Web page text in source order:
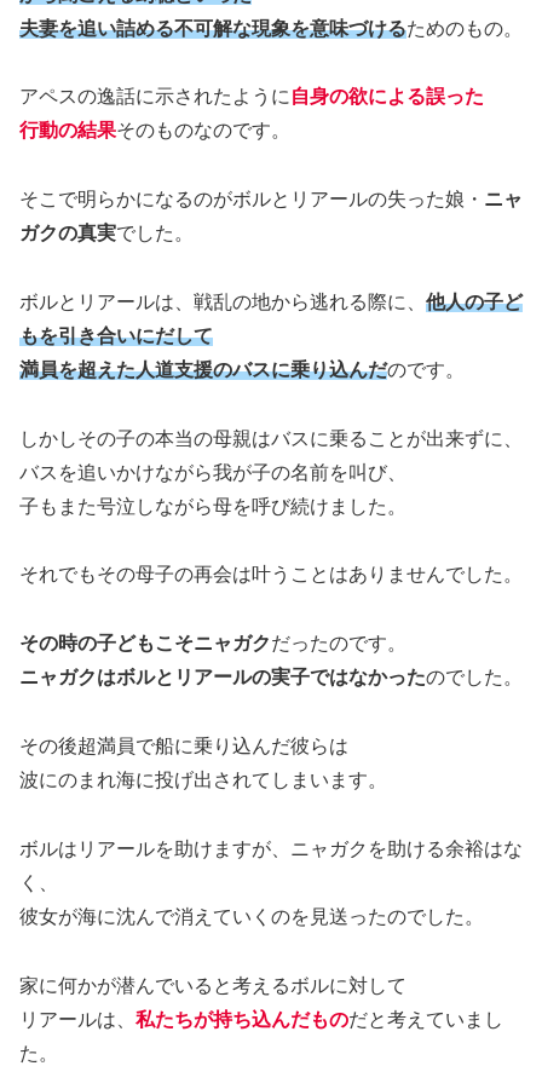
夫妻を追い詰める不可解な現象を意味づけるためのもの。
アペスの逸話に示されたように 自身の欲による誤った
行動の結果そのものなのです。
そこで明らかになるのがボルとリアールの失った娘・ ニャ
ガクの真実でした。
ボルとリアールは、戦乱の地から逃れる際に、 他人の子ど
もを引き合いにだして
満員を超えた人道支援のバスに乗り込んだのです。
しかしその子の本当の母親はバスに乗ることが出来ずに、
バスを追いかけながら我が子の名前を叫び、
子もまた号泣しながら母を呼び続けました。
それでもその母子の再会は叶うことはありませんでした。
その時の子どもこそニャガクだったのです。
ニャガクはボルとリアールの実子ではなかったのでした。
その後超満員で船に乗り込んだ彼らは
波にのまれ海に投げ出されてしまいます。
ボルはリアールを助けますが、ニャガクを助ける余裕はな
く、
彼女が海に沈んで消えていくのを見送ったのでした。
家に何かが潜んでいると考えるボルに対して
リアールは、 私たちが持ち込んだものだと考えていまし
た。